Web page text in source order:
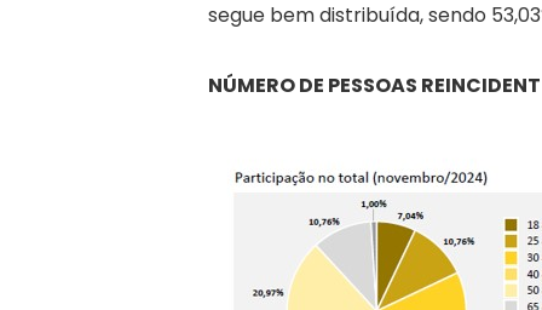
segue bem distribuída, sendo
NÚMERO DE PESSOAS